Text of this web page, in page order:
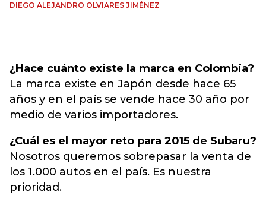
DIEGO ALEJANDRO OLVIARES JIMÉNEZ
¿Hace cuánto existe la marca en Colombia?
La marca existe en Japón desde hace 65
años y en el país se vende hace 30 año por
medio de varios importadores.
¿Cuál es el mayor reto para 2015 de Subaru?
Nosotros queremos sobrepasar la venta de
los 1.000 autos en el país. Es nuestra
prioridad.